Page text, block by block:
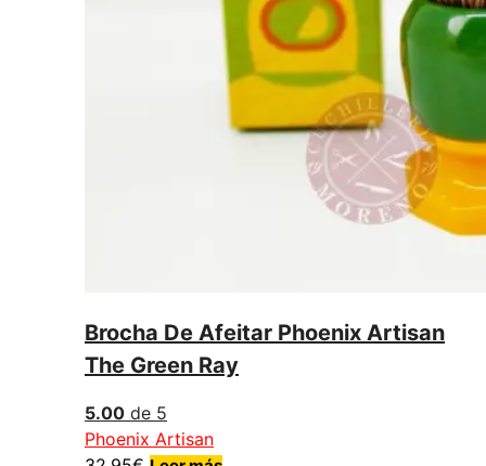
Brocha De Afeitar Phoenix Artisan
The Green Ray
5.00 de 5
Phoenix Artisan